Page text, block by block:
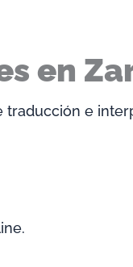
en
traducción e